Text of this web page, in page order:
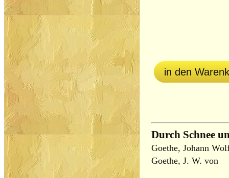
in den
Durch Schnee
Goethe, Johann
Goethe, J. W. von